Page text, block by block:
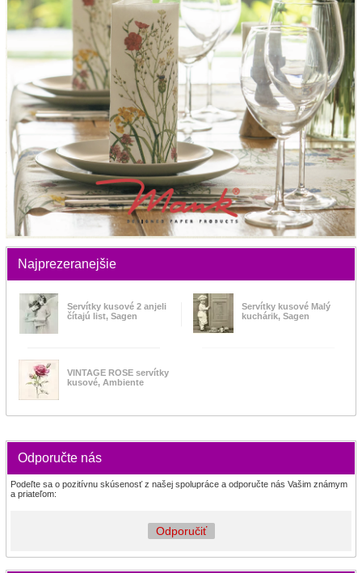
Najprezeranejšie
Servítky kusové 2 anjeli
čítajú list, Sagen
Servítky kusové Malý
kuchárik, Sagen
VINTAGE ROSE servítky
kusové, Ambiente
Odporučte nás
Podeľte sa o pozitívnu skúsenosť z našej spolupráce a odporučte nás Vašim známym
a priateľom:
Odporučiť